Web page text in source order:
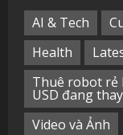
AI & Tech
Health
Thuê robot rẻ
USD đang
Video và Ảnh